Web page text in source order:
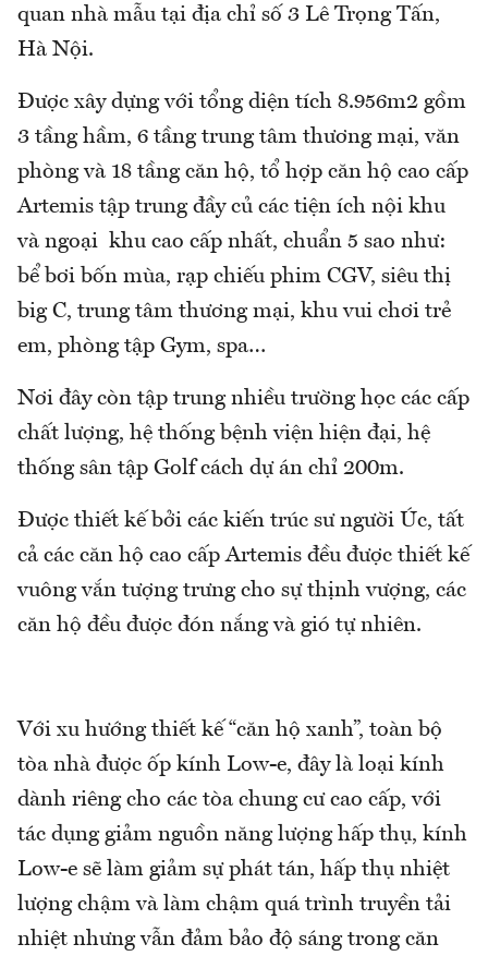
quan nhà mẫu tại địa chỉ số 3 Lê Trọng Tấn,
Hà Nội.
Được xây dựng với tổng diện tích 8.956m2 gồm
3 tầng hầm, 6 tầng trung tâm thương mại, văn
phòng và 18 tầng căn hộ, tổ hợp căn hộ cao cấp
Artemis tập trung đầy củ các tiện ích nội khu
và ngoại khu cao cấp nhất, chuẩn 5 sao như:
bể bơi bốn mùa, rạp chiếu phim CGV, siêu thị
big C, trung tâm thương mại, khu vui chơi trẻ
em, phòng tập Gym, spa…
Nơi đây còn tập trung nhiều trường học các cấp
chất lượng, hệ thống bệnh viện hiện đại, hệ
thống sân tập Golf cách dự án chỉ 200m.
Được thiết kế bởi các kiến trúc sư người Úc, tất
cả các căn hộ cao cấp Artemis đều được thiết kế
vuông vắn tượng trưng cho sự thịnh vượng, các
căn hộ đều được đón nắng và gió tự nhiên.
Với xu hướng thiết kế “căn hộ xanh”, toàn bộ
tòa nhà được ốp kính Low-e, đây là loại kính
dành riêng cho các tòa chung cư cao cấp, với
tác dụng giảm nguồn năng lượng hấp thụ, kính
Low-e sẽ làm giảm sự phát tán, hấp thụ nhiệt
lượng chậm và làm chậm quá trình truyền tải
nhiệt nhưng vẫn đảm bảo độ sáng trong căn